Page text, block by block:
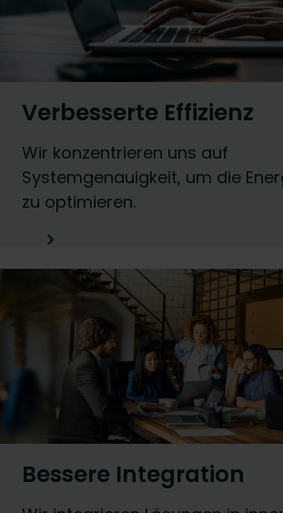
Verbesserte Effizienz
Wir konzentrieren uns auf
Systemgenauigkeit, um die
zu optimieren.
Bessere Integration